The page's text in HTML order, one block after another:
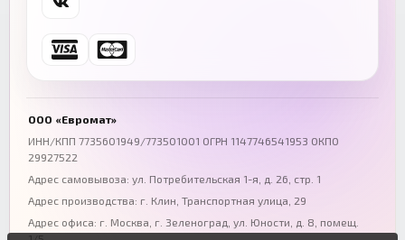
Ростов-на-Дону
+7 (863) 333-50-75
Волгоград
+7 (844) 261-36-12
Омск
ООО «Евромат»
ИНН/КПП 7735601949/773501001 ОГРН 1147746541953 ОКПО
29927522
Адрес самовывоза: ул. Потребительская 1-я, д. 26, стр. 1
Адрес производства: г. Клин, Транспортная улица, 29
Адрес офиса: г. Москва, г. Зеленоград ул. Юности, д. 8, помещ.